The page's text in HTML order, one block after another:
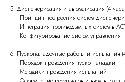
5. Диспетчеризация и автоматизация (4
- Принцип построения систем
- Интеграция противодымных систем в
- Конфигурирование систем управления
6. Пусконаладочные работы и испытания
- Порядок проведения пуско-наладки
- Методики проведения испытаний